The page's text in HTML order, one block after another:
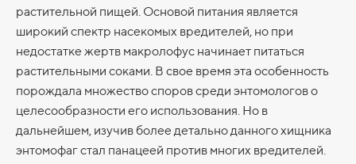
растительной пищей. Основой питания является
широкий спектр насекомых вредителей, но при
недостатке жертв макролофус начинает питаться
растительными соками. В свое время эта особенность
порождала множество споров среди энтомологов о
целесообразности его использования. Но в
дальнейшем, изучив более детально данного хищника
энтомофаг стал панацеей против многих вредителей.